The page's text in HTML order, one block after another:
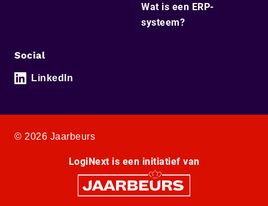
Wat is een ERP-
systeem?
Social
LinkedIn
© 2026 Jaarbeurs
LogiNext is een initiatief van